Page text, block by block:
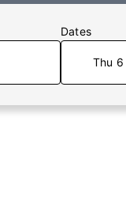
Dates
Thu 6